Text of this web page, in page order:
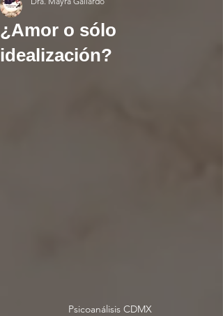
¿Amor o sólo
idealización?
Psicoanálisis CDMX